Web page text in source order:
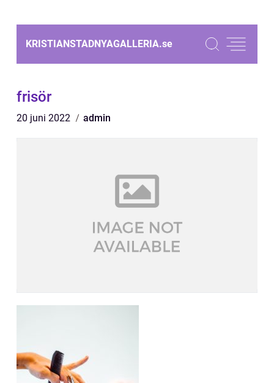
KRISTIANSTADNYAGALLERIA.se
frisör
20 juni 2022 admin